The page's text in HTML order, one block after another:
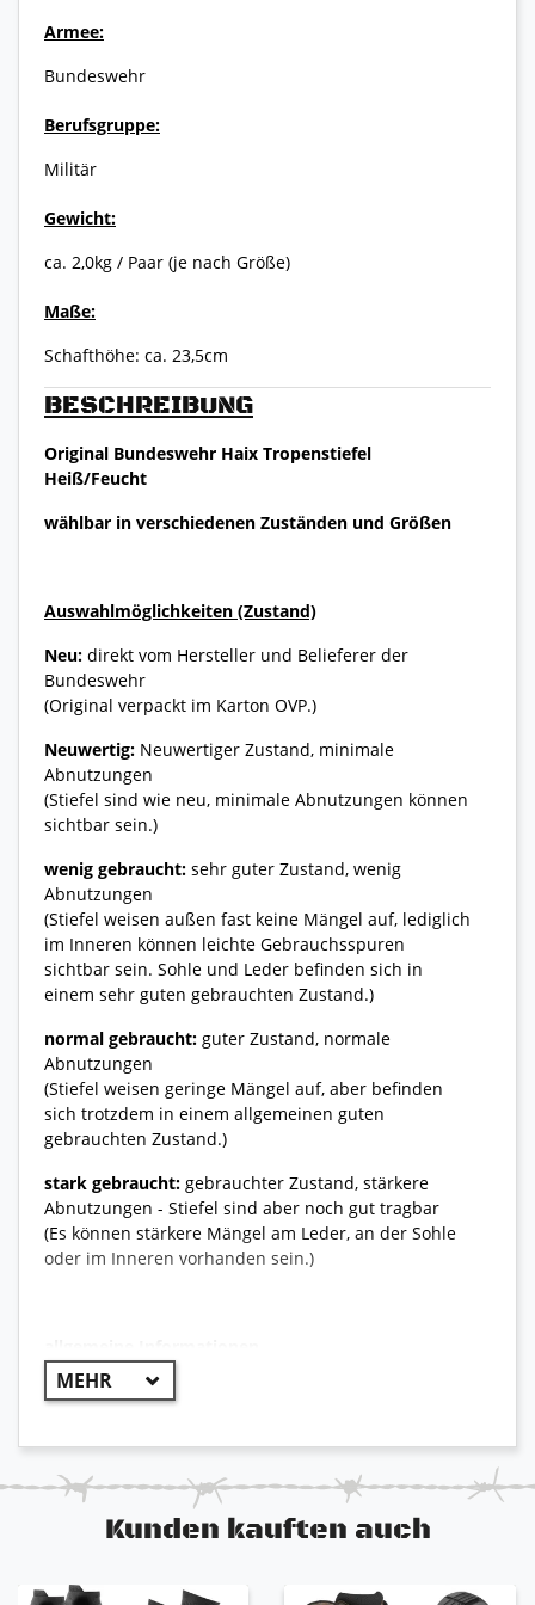
BESCHREIBUNG
Original Bundeswehr Haix Tropenstiefel
Heiß/Feucht
wählbar in verschiedenen Zuständen und Größen
Auswahlmöglichkeiten (Zustand)
Neu: direkt vom Hersteller und Belieferer der
Bundeswehr
(Original verpackt im Karton OVP.)
Neuwertig: Neuwertiger Zustand, minimale
Abnutzungen
(Stiefel sind wie neu, minimale Abnutzungen können
sichtbar sein.)
wenig gebraucht: sehr guter Zustand, wenig
Abnutzungen
(Stiefel weisen außen fast keine Mängel auf, lediglich
im Inneren können leichte Gebrauchsspuren
sichtbar sein. Sohle und Leder befinden sich in
einem sehr guten gebrauchten Zustand.)
normal gebraucht: guter Zustand, normale
Abnutzungen
(Stiefel weisen geringe Mängel auf, aber befinden
sich trotzdem in einem allgemeinen guten
gebrauchten Zustand.)
stark gebraucht: gebrauchter Zustand, stärkere
Abnutzungen - Stiefel sind aber noch gut tragbar
(Es können stärkere Mängel am Leder, an der Sohle
oder im Inneren vorhanden sein.)
++ Original Bundeswehr ++
enormer Hitze und Nässe bewährt. Dieser
Kampfstiefel ist sehr robust und hat einen
integrierten Hitzeschutz. Produziert wurde er, um
Schutz zu bieten und einen angenehmen
Armee:
Bundeswehr
Berufsgruppe:
Militär
Gewicht:
ca. 2,0kg / Paar (je nach Größe)
Maße:
Schafthöhe: ca. 23,5cm
Kunden kauften auch